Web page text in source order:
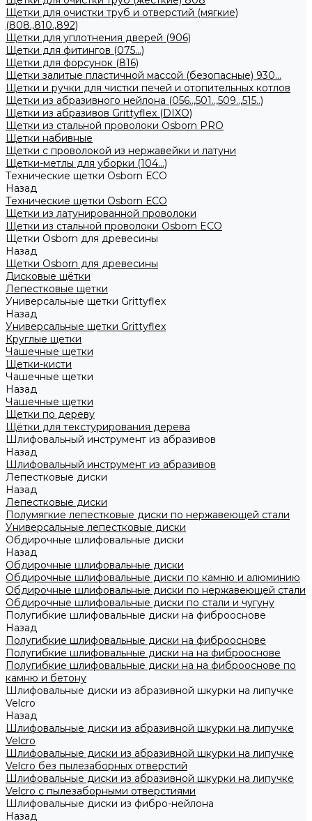
Щетки для очистки труб и отверстий (мягкие)
(808.,810.,892)
Щетки для уплотнения дверей (906)
Щетки для фитингов (075...)
Щетки для форсунок (816)
Щетки залитые пластичной массой (безопасные) 930...
Щетки и ручки для чистки печей и отопительных котлов
Щетки из абразивного нейлона (056..,501..,509..,515..)
Щетки из абразивов Grittyflex (DIXO)
Щетки из стальной проволоки Osborn PRO
Щетки набивные
Щетки с проволокой из нержавейки и латуни
Щетки-метлы для уборки (104...)
Технические щетки Osborn ЕСО
Назад
Технические щетки Osborn ЕСО
Щетки из латунированной проволоки
Щетки из стальной проволоки Osborn ECO
Щетки Osborn для древесины
Назад
Щетки Osborn для древесины
Дисковые щётки
Лепестковые щетки
Универсальные щетки Grittyflex
Назад
Универсальные щетки Grittyflex
Круглые щетки
Чашечные щетки
Щетки-кисти
Чашечные щетки
Назад
Чашечные щетки
Щетки по дереву
Щётки для текстурирования дерева
Шлифовальный инструмент из абразивов
Назад
Шлифовальный инструмент из абразивов
Лепестковые диски
Назад
Лепестковые диски
Полумягкие лепестковые диски по нержавеющей стали
Универсальные лепестковые диски
Обдирочные шлифовальные диски
Назад
Обдирочные шлифовальные диски
Обдирочные шлифовальные диски по камню и алюминию
Обдирочные шлифовальные диски по нержавеющей стали
Обдирочные шлифовальные диски по стали и чугуну
Полугибкие шлифовальные диски на фиброоснове
Назад
Полугибкие шлифовальные диски на фиброоснове
Полугибкие шлифовальные диски на на фиброоснове
Полугибкие шлифовальные диски на на фиброоснове по
камню и бетону
Шлифовальные диски из абразивной шкурки на липучке
Velcro
Назад
Шлифовальные диски из абразивной шкурки на липучке
Velcro
Шлифовальные диски из абразивной шкурки на липучке
Velcro без пылезаборных отверстий
Шлифовальные диски из абразивной шкурки на липучке
Velcro с пылезаборными отверстиями
Шлифовальные диски из фибро-нейлона
Назад